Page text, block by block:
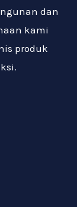
dan
kami
produk